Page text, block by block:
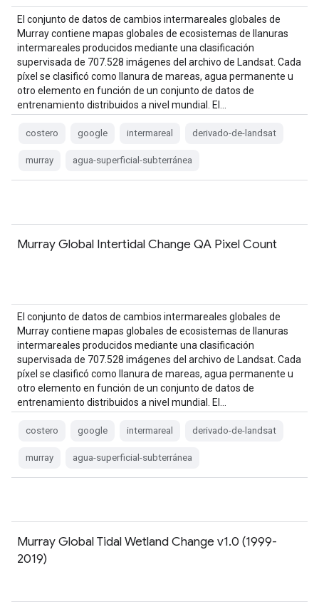
El conjunto de datos de cambios intermareales globales de
Murray contiene mapas globales de ecosistemas de llanuras
intermareales producidos mediante una clasificación
supervisada de 707.528 imágenes del archivo de Landsat. Cada
píxel se clasificó como llanura de mareas, agua permanente u
otro elemento en función de un conjunto de datos de
entrenamiento distribuidos a nivel mundial. El…
costero google intermareal derivado-de-landsat
murray agua-superficial-subterránea
Murray Global Intertidal Change QA Pixel Count
El conjunto de datos de cambios intermareales globales de
Murray contiene mapas globales de ecosistemas de llanuras
intermareales producidos mediante una clasificación
supervisada de 707.528 imágenes del archivo de Landsat. Cada
píxel se clasificó como llanura de mareas, agua permanente u
otro elemento en función de un conjunto de datos de
entrenamiento distribuidos a nivel mundial. El…
costero google intermareal derivado-de-landsat
murray agua-superficial-subterránea
Murray Global Tidal Wetland Change v1.0 (1999-
2019)